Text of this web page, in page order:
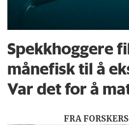
Spekkhoggere
månefisk til å
Var det for å
FRA